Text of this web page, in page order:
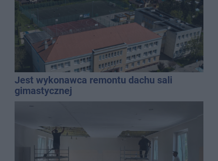
Jest wykonawca remontu dachu sali
gimastycznej